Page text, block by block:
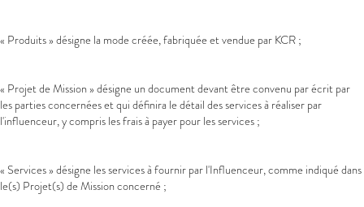
« Produits » désigne la mode créée, fabriquée et vendue par KCR ;
« Projet de Mission » désigne un document devant être convenu par écrit par
les parties concernées et qui définira le détail des services à réaliser par
l'influenceur, y compris les frais à payer pour les services ;
« Services » désigne les services à fournir par l'Influenceur, comme indiqué dans
le(s) Projet(s) de Mission concerné ;